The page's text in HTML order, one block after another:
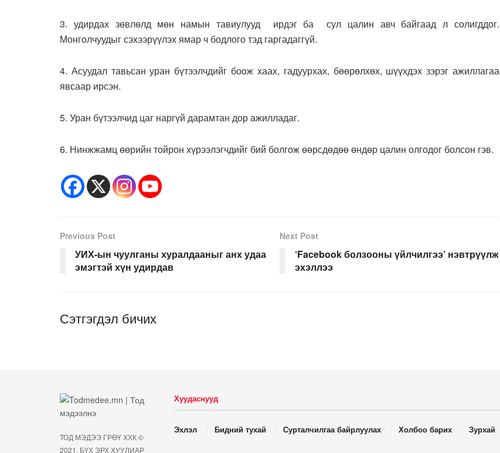
3. удирдах зөвлөлд мөн намын тавиулууд ирдэг ба сул цалин авч байгаад л солигддог.
Монголчуудыг сэхээрүүлэх ямар ч бодлого тэд гаргадаггүй.
4. Асуудал тавьсан уран бүтээлчдийг боож хаах, гадуурхах, бөөрөлхөх, шүүхдэх зэрэг ажиллагаа
явсаар ирсэн.
5. Уран бүтээлчид цаг наргүй дарамтан дор ажилладаг.
6. Нинжжамц өөрийн тойрон хүрээлэгчдийг бий болгож өөрсдөдөө өндөр цалин олгодог болсон гэв.
Previous Post
УИХ-ын чуулганы хуралдааныг анх удаа
эмэгтэй хүн удирдав
Next Post
‘Facebook болзооны үйлчилгээ’ нэвтрүүлж
эхэллээ
Сэтгэгдэл бичих
ТОД МЭДЭЭ ГРӨҮ ХХК ©
2021. БҮХ ЭРХ ХУУЛИАР
Хуудаснууд
Эхлэл Бидний тухай Сурталчилгаа байрлуулах Холбоо барих Зурхай